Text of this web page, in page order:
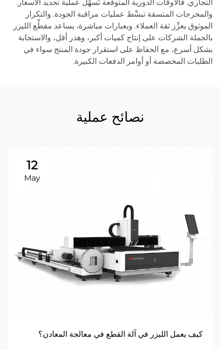
التجاري. فالأوقات الدورية المتوقَّعة تُسهِّل عملية تحديد الأسعار.
والمخرجات المتسقة تبسِّط عمليات مراقبة الجودة. والتكرار
الموثوق يعزِّز ثقة العملاء. وبعبارات مباشرة، يساعد مقطِّع الليزر
بالجملة الشركات على إنتاج كميات أكبر، وهدر أقل، والاستجابة
بشكل أسرع، مع الحفاظ على استقرار جودة المنتج سواء في
الطلبات المخصصة أو أوامر الدفعات الكبيرة.
نصائح عملية
12
May
كيف يعمل الليزر في آلة القطع في معالجة المعادن؟